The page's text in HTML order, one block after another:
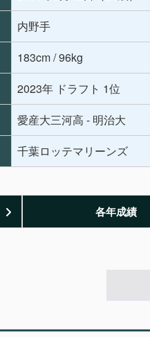
内野手
183cm / 96kg
2023年 ドラフト 1位
愛産大三河高 - 明治大
千葉ロッテマリーンズ
各年成績